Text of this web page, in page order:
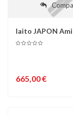
Iaito JAPON
665,00 €